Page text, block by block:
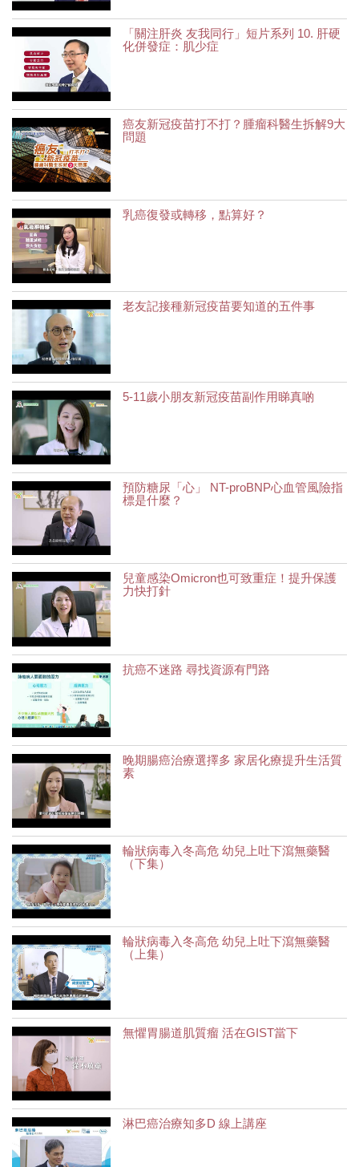
「關注肝炎 友我同行」短片系列 10. 肝硬
化併發症：肌少症
癌友新冠疫苗打不打？腫瘤科醫生拆解9大
問題
乳癌復發或轉移，點算好？
老友記接種新冠疫苗要知道的五件事
5-11歲小朋友新冠疫苗副作用睇真啲
預防糖尿「心」 NT-proBNP心血管風險指
標是什麼？
兒童感染Omicron也可致重症！提升保護
力快打針
抗癌不迷路 尋找資源有門路
晚期腸癌治療選擇多 家居化療提升生活質
素
輪狀病毒入冬高危 幼兒上吐下瀉無藥醫
（下集）
輪狀病毒入冬高危 幼兒上吐下瀉無藥醫
（上集）
無懼胃腸道肌質瘤 活在GIST當下
淋巴癌治療知多D 線上講座